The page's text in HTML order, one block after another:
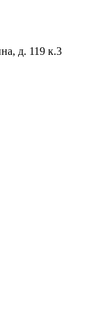
д. 119 к.3